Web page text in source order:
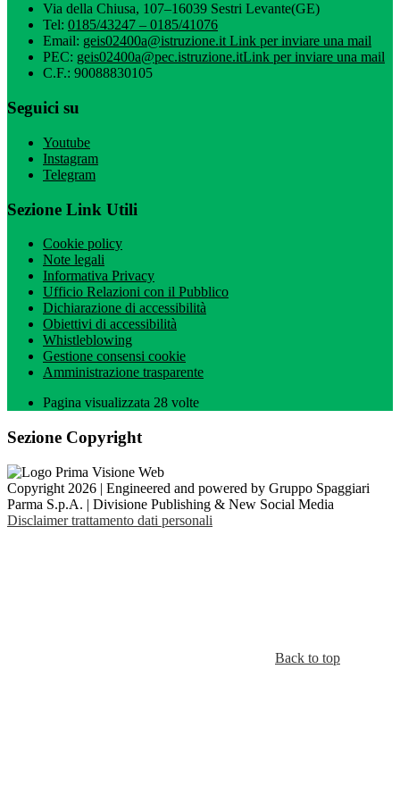
Via della Chiusa, 107–16039 Sestri Levante(GE)
Tel: 0185/43247 – 0185/41076
Email: geis02400a@istruzione.itLink per inviare una mail
PEC: geis02400a@pec.istruzione.itLink per inviare una mail
C.F.: 90088830105
Seguici su
Youtube
Instagram
Telegram
Sezione Link Utili
Cookie policy
Note legali
Informativa Privacy
Ufficio Relazioni con il Pubblico
Dichiarazione di accessibilità
Obiettivi di accessibilità
Whistleblowing
Gestione consensi cookie
Amministrazione trasparente
Pagina visualizzata 28 volte
Sezione Copyright
Copyright 2026 | Engineered and powered by Gruppo Spaggiari
Parma S.p.A. | Divisione Publishing & New Social Media
Disclaimer trattamento dati personali
Back to top